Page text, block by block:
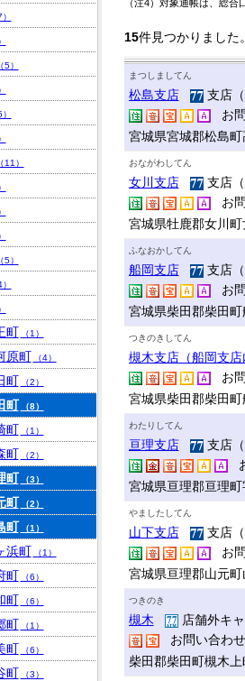
（注4）対象通帳は、総
15件見つかりました。
まつしましてん
松島支店
支店
お
宮城県宮城郡松島
おながわしてん
女川支店
支店
お
宮城県牡鹿郡女川町
ふなおかしてん
船岡支店
支店
お
宮城県柴田郡柴田
つきのきしてん
槻木支店（船岡支店
お
宮城県柴田郡柴田町
わたりしてん
亘理支店
支店
宮城県亘理郡亘理
やましたしてん
山下支店
支店
お
宮城県亘理郡山元
つきのき
槻木
店舗外キ
お問い合わ
柴田郡柴田町槻木
（5）
（11）
（5）
町 （1）
原町 （4）
町 （2）
町 （8）
町 （1）
町 （2）
町 （3）
町 （2）
町 （1）
浜町 （1）
町 （6）
町 （6）
町 （1）
町 （6）
町 （3）